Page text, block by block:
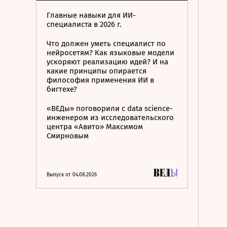
Главные навыки для ИИ-
специалиста в 2026 г.
Что должен уметь специалист по
нейросетям? Как языковые модели
ускоряют реализацию идей? И на
какие принципы опирается
философия применения ИИ в
бигтехе?
«ВЕДы» поговорили с data science-
инженером из исследовательского
центра «Авито» Максимом
Смирновым
Выпуск от 04.08.2026